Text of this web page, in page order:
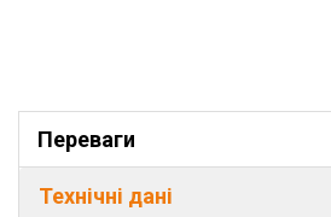
Переваги
Технічні дані